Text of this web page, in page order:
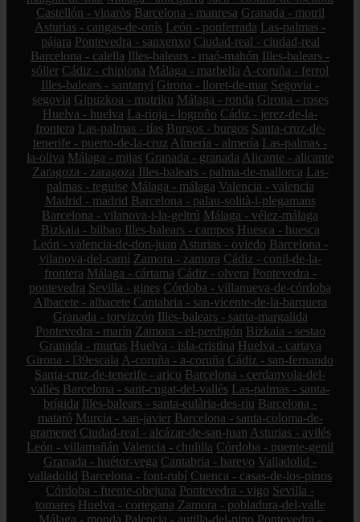
Castellón - vinaròs Barcelona - manresa Granada - motril
Asturias - cangas-de-onís León - ponferrada Las-palmas -
pájara Pontevedra - sanxenxo Ciudad-real - ciudad-real
Barcelona - calella Illes-balears - maó-mahón Illes-balears -
sóller Cádiz - chipiona Málaga - marbella A-coruña - ferrol
Illes-balears - santanyí Girona - lloret-de-mar Segovia -
segovia Gipuzkoa - mutriku Málaga - ronda Girona - roses
Huelva - huelva La-rioja - logroño Cádiz - jerez-de-la-
frontera Las-palmas - tías Burgos - burgos Santa-cruz-de-
tenerife - puerto-de-la-cruz Almería - almería Las-palmas -
la-oliva Málaga - mijas Granada - granada Alicante - alicante
Zaragoza - zaragoza Illes-balears - palma-de-mallorca Las-
palmas - teguise Málaga - málaga Valencia - valencia
Madrid - madrid Barcelona - palau-solità-i-plegamans
Barcelona - vilanova-i-la-geltrú Málaga - vélez-málaga
Bizkaia - bilbao Illes-balears - campos Huesca - huesca
León - valencia-de-don-juan Asturias - oviedo Barcelona -
vilanova-del-camí Zamora - zamora Cádiz - conil-de-la-
frontera Málaga - cártama Cádiz - olvera Pontevedra -
pontevedra Sevilla - gines Córdoba - villanueva-de-córdoba
Albacete - albacete Cantabria - san-vicente-de-la-barquera
Granada - torvizcón Illes-balears - santa-margalida
Pontevedra - marín Zamora - el-perdigón Bizkaia - sestao
Granada - murtas Huelva - isla-cristina Huelva - cartaya
Girona - l39escala A-coruña - a-coruña Cádiz - san-fernando
Santa-cruz-de-tenerife - arico Barcelona - cerdanyola-del-
vallès Barcelona - sant-cugat-del-vallès Las-palmas - santa-
brígida Illes-balears - santa-eulària-des-riu Barcelona -
mataró Murcia - san-javier Barcelona - santa-coloma-de-
gramenet Ciudad-real - alcázar-de-san-juan Asturias - avilés
León - villamañán Valencia - chulilla Córdoba - puente-genil
Granada - huétor-vega Cantabria - bareyo Valladolid -
valladolid Barcelona - font-rubí Cuenca - casas-de-los-pinos
Córdoba - fuente-obejuna Pontevedra - vigo Sevilla -
tomares Huelva - cortegana Zamora - pobladura-del-valle